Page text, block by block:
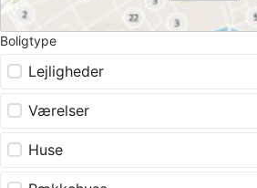
Boligtype
Lejligheder
Værelser
Huse